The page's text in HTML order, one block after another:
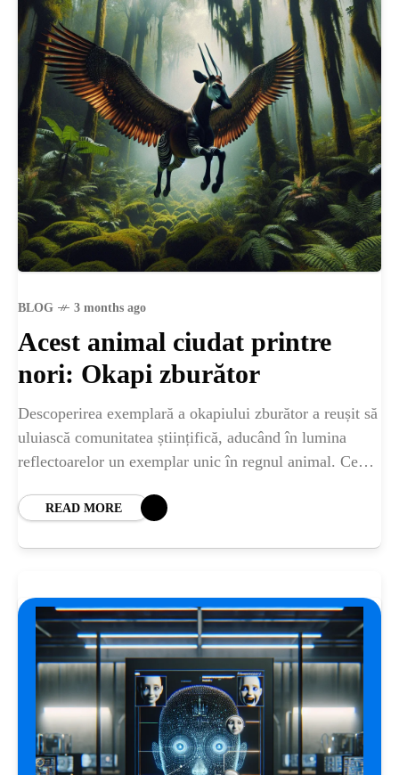
BLOG 3 months ago
Acest animal ciudat printre
nori: Okapi zburător
Descoperirea exemplară a okapiului zburător a reușit să
uluiască comunitatea științifică, aducând în lumina
reflectoarelor un exemplar unic în regnul animal. Ce
cunoscutREAD MORE
SANATATE
SI
INGRIJIRE
ISTORIE
NATURĂ
STIRI
ȘTIINȚA
ANIMALE
OAMENI
A
APLICATIA
POPULAR